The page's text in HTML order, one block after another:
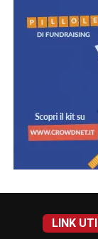
LINK